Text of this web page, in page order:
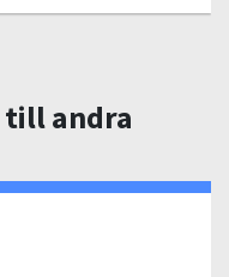
till andra